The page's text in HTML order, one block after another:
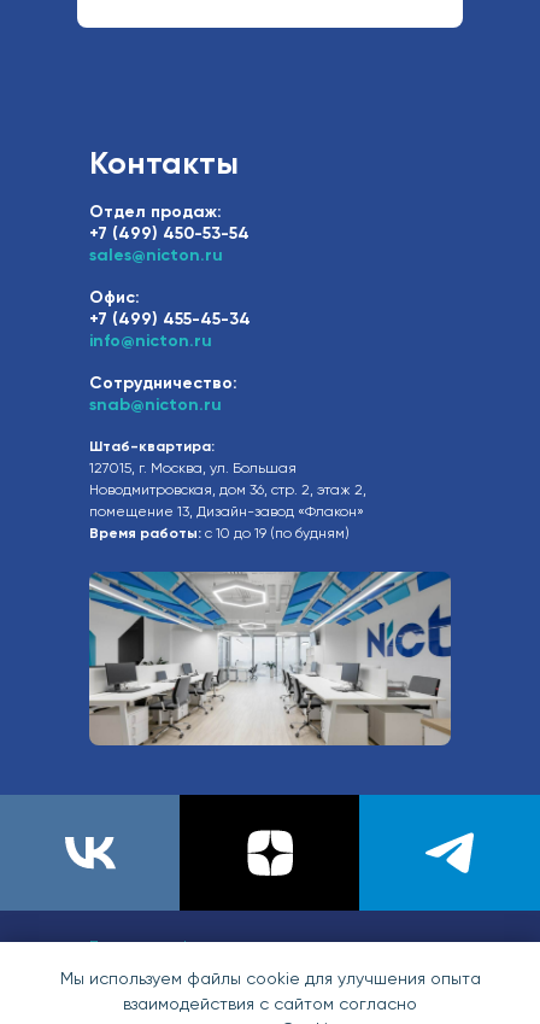
Контакты
Отдел продаж:
+7 (499) 450-53-54
sales@nicton.ru
Офис:
+7 (499) 455-45-34
info@nicton.ru
Штаб-квартира:
127015, г. Москва, ул. Большая
Новодмитровская, дом 36, стр. 2, этаж 2,
помещение 13, Дизайн-завод «Флакон»
Время работы: с 10 до 19 (по будням)
Сотрудничество:
snab@nicton.ru
Политика конфиденциальности
Пользовательское соглашение
Мы используем файлы cookie для улучшения опыта
взаимодействия с сайтом согласно